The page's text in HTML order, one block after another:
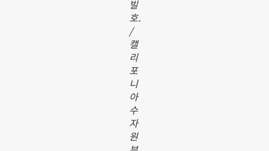
빌
호.
/
캘
리
포
니
아
수
자
원